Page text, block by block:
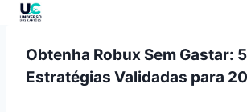
Obtenha Robux Sem Gastar: 5
Estratégias Validadas para